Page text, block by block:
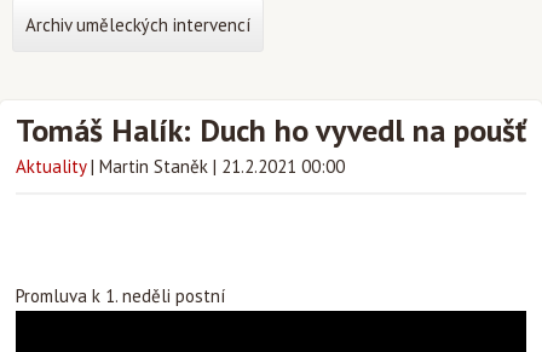
Tomáš Halík: Duch ho vyvedl na poušť
Aktuality | Martin Staněk | 21.2.2021 00:00
Promluva k 1. neděli postní
Archiv uměleckých intervencí